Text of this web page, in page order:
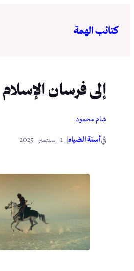
المحتوى
كتائب الهمة
إلى فرسان الإسلام
شام محمود
فيأسنة الضياء